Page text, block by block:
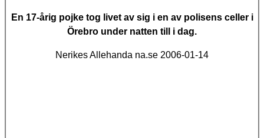
En 17-årig pojke tog livet av sig i en av polisens celler i
Örebro under natten till i dag.
Nerikes Allehanda na.se 2006-01-14